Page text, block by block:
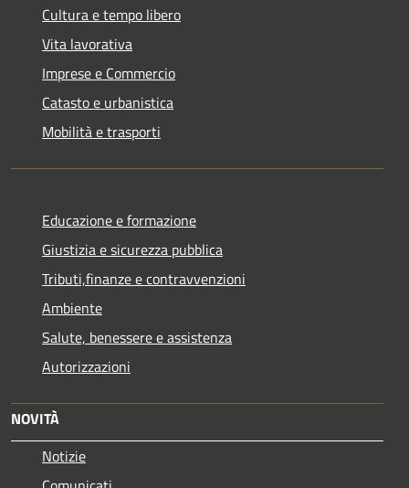
Cultura e tempo libero
Vita lavorativa
Imprese e Commercio
Catasto e urbanistica
Mobilità e trasporti
Educazione e formazione
Giustizia e sicurezza pubblica
Tributi,finanze e contravvenzioni
Ambiente
Salute, benessere e assistenza
Autorizzazioni
NOVITÀ
Notizie